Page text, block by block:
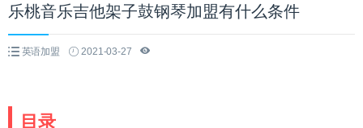
乐桃音乐吉他架子鼓钢琴加盟有什么条件
英语加盟 2021-03-27
目录